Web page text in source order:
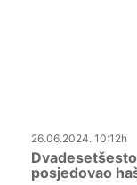
26.06.2024. 10:12h
posjedovao